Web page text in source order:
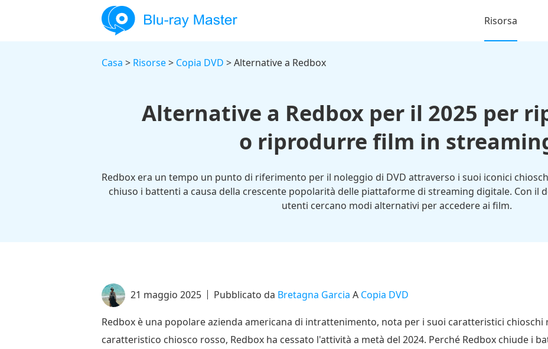
Risorsa
Casa > Risorse> Copia DVD > Alternative a Redbox
Alternative a Redbox per il 2025 per
o riprodurre film in
Redbox era un tempo un punto di riferimento per il noleggio di DVD attraverso i suoi iconici
chiuso i battenti a causa della crescente popolarità delle piattaforme di streaming digitale. Con il
utenti cercano modi alternativi per accedere ai film.
21 maggio 2025 Pubblicato da Bretagna Garcia A Copia DVD
Redbox è una popolare azienda americana di intrattenimento, nota per i suoi caratteristici
caratteristico chiosco rosso, Redbox ha cessato l'attività a metà del 2024. Perché Redbox chiude i